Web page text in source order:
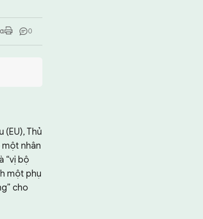
0
(EU), Thủ
nhân
“vị bộ
một phụ
cho